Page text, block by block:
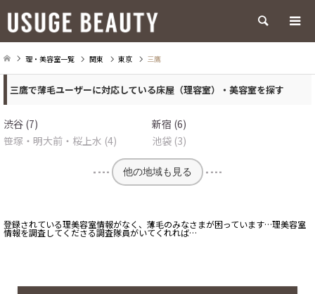
検索
理・美容室一覧 関東 東京 三鷹
三鷹で薄毛ユーザーに対応している床屋（理容室）・美容室を探す
渋谷 (7)
新宿 (6)
笹塚・明大前・桜上水 (4)
池袋 (3)
他の地域も見る
登録されている理美容室情報がなく、薄毛のみなさまが困っています…理美容室
情報を調査してくださる調査隊員がいてくれれば…